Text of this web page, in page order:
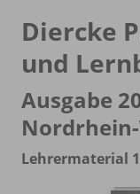
Diercke
und
Ausgabe
Lehrermaterial 1